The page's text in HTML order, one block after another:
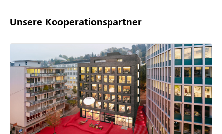
Unsere Kooperationspartner